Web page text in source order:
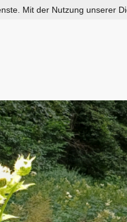
Mit der Nutzung unserer